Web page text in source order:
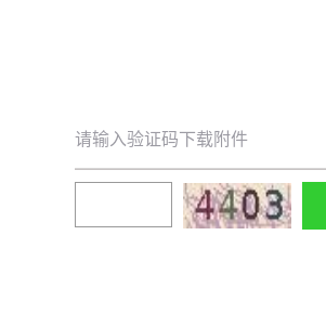
请输入验证码下载附件